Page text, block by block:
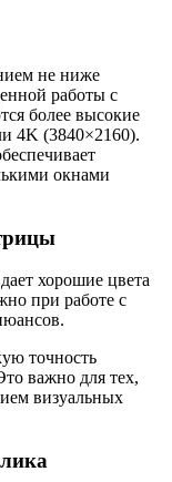
не ниже
работы с
более высокие
4K (3840×2160).
окнами
хорошие цвета
при работе с
точность
важно для тех,
визуальных